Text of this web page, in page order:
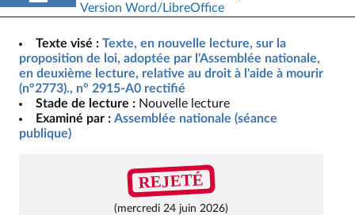
Version Word/LibreOffice
Texte visé : Texte, en nouvelle lecture, sur la
proposition de loi, adoptée par l'Assemblée nationale,
en deuxième lecture, relative au droit à l'aide à mourir
(n°2773)., n° 2915-A0 rectifié
Stade de lecture : Nouvelle lecture
Examiné par : Assemblée nationale (séance
publique)
REJETÉ
(mercredi 24 juin 2026)